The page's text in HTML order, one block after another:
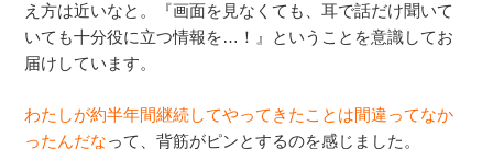
え方は近いなと。『画面を見なくても、耳で話だけ聞いて
いても十分役に立つ情報を…！』ということを意識してお
届けしています。
わたしが約半年間継続してやってきたことは間違ってなか
ったんだなって、背筋がピンとするのを感じました。